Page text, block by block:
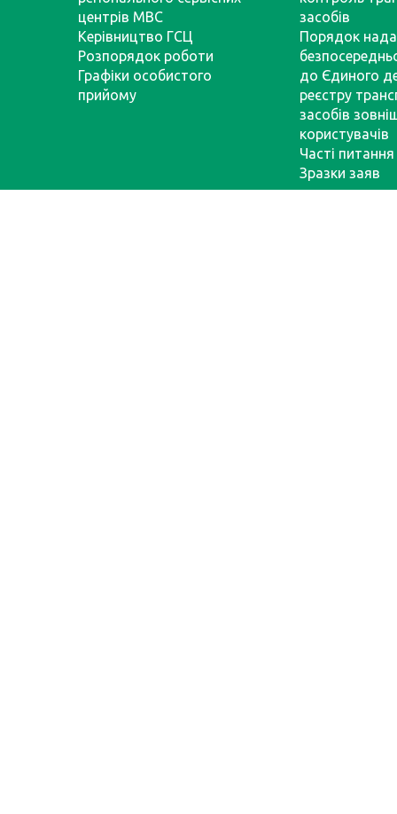
центрів МВС
Керівництво ГСЦ
Розпорядок роботи
Графіки особистого
прийому
засобів
Порядок
до Єдиного
реєстру
засобів
користувачів
Часті питання
Зразки заяв